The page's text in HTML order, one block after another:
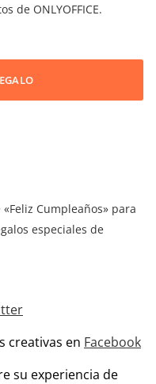
de ONLYOFFICE.
Cumpleaños» para
especiales de
creativas en Facebook
su experiencia de